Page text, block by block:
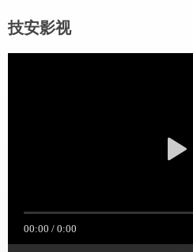
技安影视